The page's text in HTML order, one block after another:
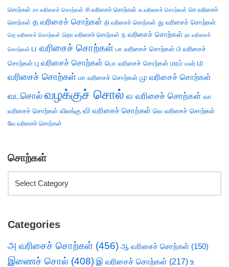
சொற்கள் சா வரிசைச் சொற்கள் சி வரிசைச் சொற்கள் சு வரிசைச் சொற்கள் செ வரிசைச்
சொற்கள் த வரிசைச் சொற்கள் தி வரிசைச் சொற்கள் து வரிசைச் சொற்கள்
தெ வரிசைச் சொற்கள் தொ வரிசைச் சொற்கள் ந வரிசைச் சொற்கள் நா வரிசைச்
சொற்கள் ப வரிசைச் சொற்கள் பா வரிசைச் சொற்கள் பி வரிசைச்
சொற்கள் பு வரிசைச் சொற்கள் பொ வரிசைச் சொற்கள் மரம் மலர் ம
வரிசைச் சொற்கள் மா வரிசைச் சொற்கள் மு வரிசைச் சொற்கள்
வடசொல் வழக்குச் சொல் வ வரிசைச் சொற்கள் வா
வரிசைச் சொற்கள் விலங்கு வி வரிசைச் சொற்கள் வெ வரிசைச் சொற்கள்
வே வரிசைச் சொற்கள்
சொற்கள்
Categories
அ வரிசைச் சொற்கள் (456) ஆ வரிசைச் சொற்கள் (150)
இணைச் சொல் (408) இ வரிசைச் சொற்கள் (217) உ